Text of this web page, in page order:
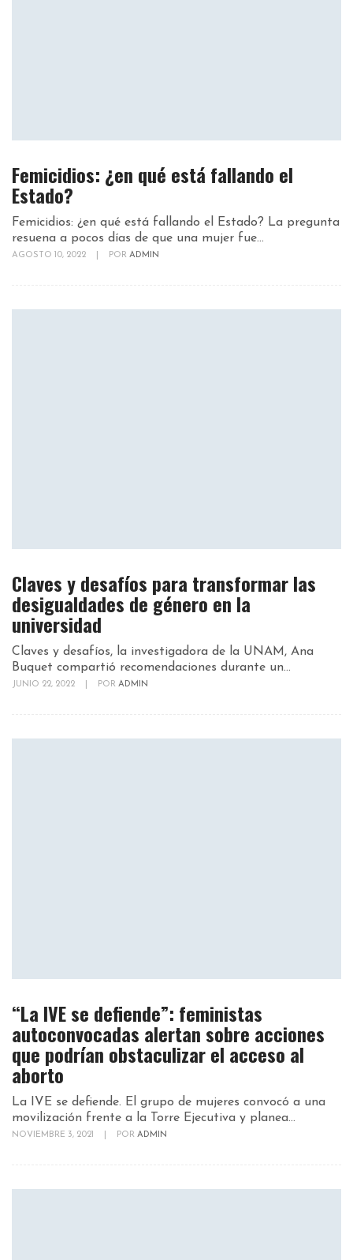
Femicidios: ¿en qué está fallando el
Estado?
Femicidios: ¿en qué está fallando el Estado? La pregunta
resuena a pocos días de que una mujer fue...
AGOSTO 10, 2022 POR ADMIN
Claves y desafíos para transformar las
desigualdades de género en la
universidad
Claves y desafíos, la investigadora de la UNAM, Ana
Buquet compartió recomendaciones durante un...
JUNIO 22, 2022 POR ADMIN
“La IVE se defiende”: feministas
autoconvocadas alertan sobre acciones
que podrían obstaculizar el acceso al
aborto
La IVE se defiende. El grupo de mujeres convocó a una
movilización frente a la Torre Ejecutiva y planea...
NOVIEMBRE 3, 2021 POR ADMIN